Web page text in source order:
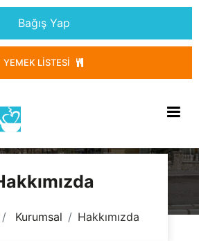
Bağış Yap
YEMEK LISTESI
Kurumsal Hakkımızda